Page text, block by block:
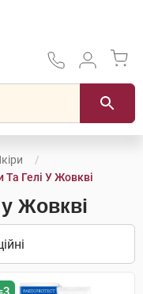
Та Гелі У Жовкві
Жовкві